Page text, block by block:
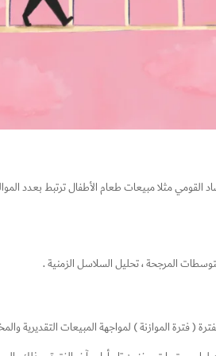
مثلا مبيعات طعام الأطفال ترتبط بعدد
المرجحة ، تحليل السلاسل الزمنية .
( فترة الموازنة ) لمواجهة المبيعات التقديرية